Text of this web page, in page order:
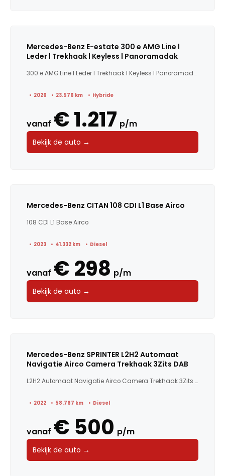
Mercedes-Benz E-estate 300 e AMG Line l
Leder l Trekhaak l Keyless l Panoramadak
300 e AMG Line l Leder l Trekhaak l Keyless l Panoramadak
2026 23.576 km Hybride
vanaf € 1.217 p/m
Bekijk de auto →
Mercedes-Benz CITAN 108 CDI L1 Base Airco
108 CDI L1 Base Airco
2023 41.332 km Diesel
vanaf € 298 p/m
Bekijk de auto →
Mercedes-Benz SPRINTER L2H2 Automaat
Navigatie Airco Camera Trekhaak 3Zits DAB
L2H2 Automaat Navigatie Airco Camera Trekhaak 3Zits DAB
2022 58.767 km Diesel
vanaf € 500 p/m
Bekijk de auto →